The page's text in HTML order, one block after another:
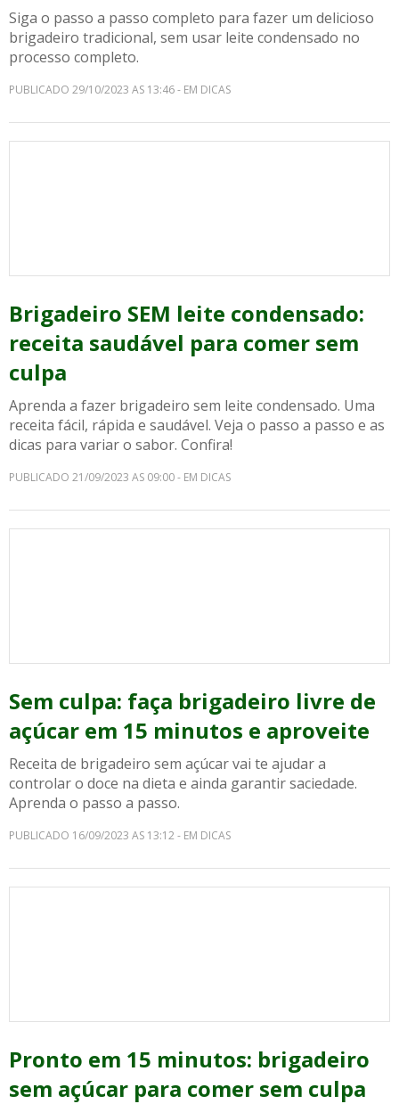
Siga o passo a passo completo para fazer um delicioso
brigadeiro tradicional, sem usar leite condensado no
processo completo.
PUBLICADO 29/10/2023 AS 13:46 - EM DICAS
Brigadeiro SEM leite condensado:
receita saudável para comer sem
culpa
Aprenda a fazer brigadeiro sem leite condensado. Uma
receita fácil, rápida e saudável. Veja o passo a passo e as
dicas para variar o sabor. Confira!
PUBLICADO 21/09/2023 AS 09:00 - EM DICAS
Sem culpa: faça brigadeiro livre de
açúcar em 15 minutos e aproveite
Receita de brigadeiro sem açúcar vai te ajudar a
controlar o doce na dieta e ainda garantir saciedade.
Aprenda o passo a passo.
PUBLICADO 16/09/2023 AS 13:12 - EM DICAS
Pronto em 15 minutos: brigadeiro
sem açúcar para comer sem culpa